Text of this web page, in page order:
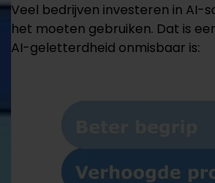
Veel bedrijven investeren in AI-
het moeten gebruiken. Dat is
AI-geletterdheid onmisbaar is: